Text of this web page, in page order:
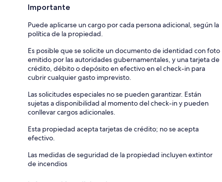
Importante
Puede aplicarse un cargo por cada persona adicional, según la
política de la propiedad.
Es posible que se solicite un documento de identidad con foto
emitido por las autoridades gubernamentales, y una tarjeta de
crédito, débito o depósito en efectivo en el check-in para
cubrir cualquier gasto imprevisto.
Las solicitudes especiales no se pueden garantizar. Están
sujetas a disponibilidad al momento del check-in y pueden
conllevar cargos adicionales.
Esta propiedad acepta tarjetas de crédito; no se acepta
efectivo.
Las medidas de seguridad de la propiedad incluyen extintor
de incendios